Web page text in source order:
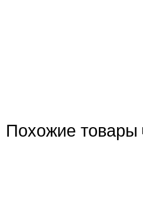
Похожие товары